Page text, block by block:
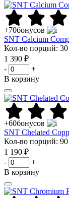
+70бонусов
SNT Calcium
Кол-во порций: 30
1 390 ₽
-
+
В корзину
+60бонусов
SNT Chelated
Кол-во порций: 90
1 190 ₽
-
+
В корзину